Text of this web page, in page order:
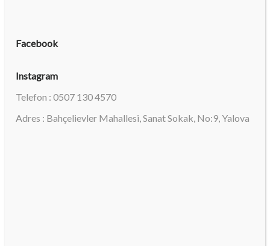
Facebook
Instagram
Telefon : 0507 130 4570
Adres : Bahçelievler Mahallesi, Sanat Sokak, No:9, Yalova